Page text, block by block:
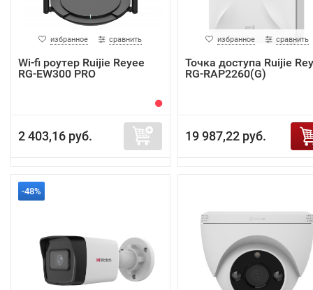
избранное сравнить
Wi-fi роутер Ruijie Reyee
RG-EW300 PRO
2 403,16 руб.
избранное сравнить
Точка доступа Ruijie
RG-RAP2260(G)
19 987,22 руб.
-48%